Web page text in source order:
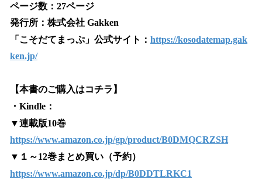
ページ数：27ページ
発行所：株式会社 Gakken
「こそだてまっぷ」公式サイト： https://kosodatemap.gak
ken.jp/
【本書のご購入はコチラ】
・Kindle：
▼連載版10巻
https://www.amazon.co.jp/gp/product/B0DMQCRZSH
▼１～12巻まとめ買い（予約）
https://www.amazon.co.jp/dp/B0DDTLRKC1